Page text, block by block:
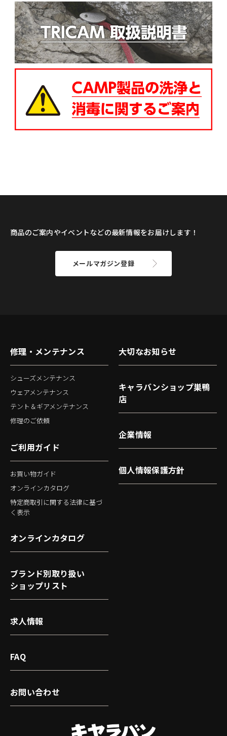
商品のご案内やイベントなどの最新情報をお届けします！
メールマガジン登録
修理・メンテナンス
シューズメンテナンス
ウェアメンテナンス
テント＆ギアメンテナンス
修理のご依頼
ご利用ガイド
お買い物ガイド
オンラインカタログ
特定商取引に関する法律に基づ
く表示
大切なお知らせ
キャラバンショップ巣鴨
店
企業情報
個人情報保護方針
オンラインカタログ
ブランド別取り扱い
ショップリスト
求人情報
FAQ
お問い合わせ